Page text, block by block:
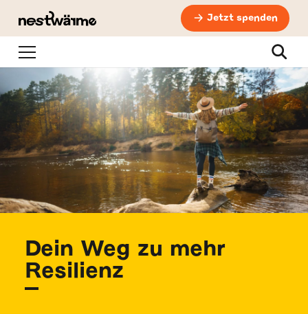
Jetzt spenden
Navigation Suche
Dein Weg zu mehr
Resilienz